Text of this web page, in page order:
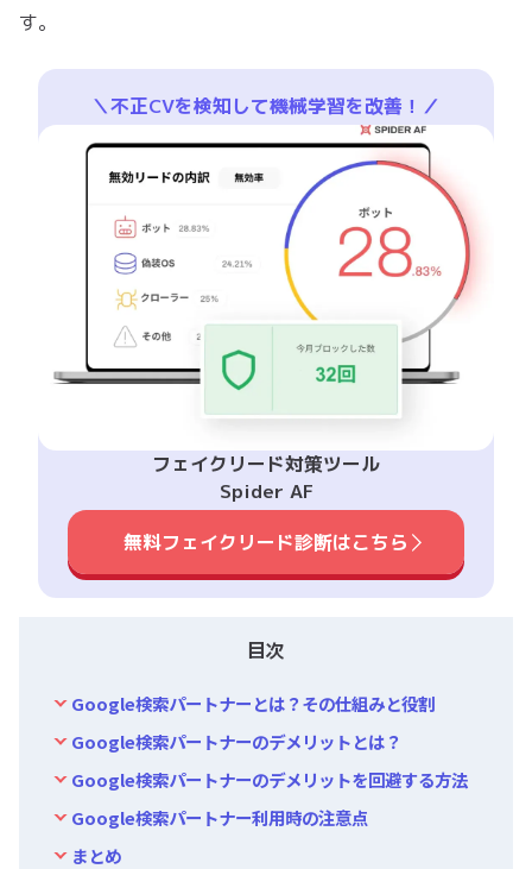
す。
＼不正CVを検知して機械学習を改善！／
フェイクリード対策ツール
Spider AF
無料フェイクリード診断はこちら
目次
Google検索パートナーとは？その仕組みと役割
Google検索パートナーのデメリットとは？
Google検索パートナーのデメリットを回避する方法
Google検索パートナー利用時の注意点
まとめ